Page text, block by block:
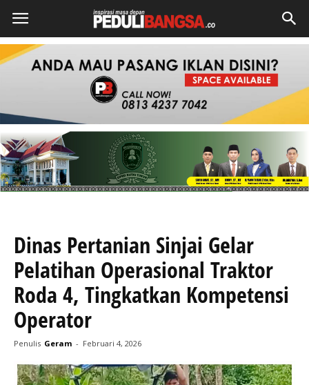
Dinas Pertanian Sinjai Gelar
Pelatihan Operasional Traktor
Roda 4, Tingkatkan Kompetensi
Operator
Penulis Geram - Februari 4, 2026